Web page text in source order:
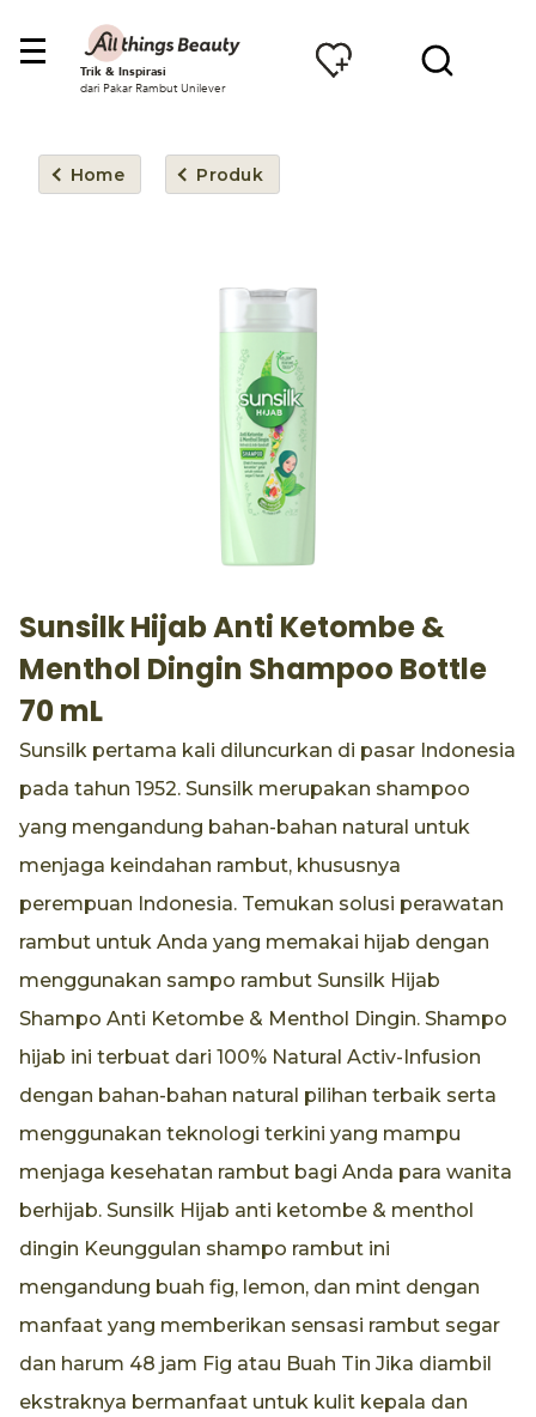
Trik & Inspirasi
dari Pakar Rambut Unilever
Home Produk
Sunsilk Hijab Anti Ketombe &
Menthol Dingin Shampoo Bottle
70 mL
Sunsilk pertama kali diluncurkan di pasar Indonesia
pada tahun 1952. Sunsilk merupakan shampoo
yang mengandung bahan-bahan natural untuk
menjaga keindahan rambut, khususnya
perempuan Indonesia. Temukan solusi perawatan
rambut untuk Anda yang memakai hijab dengan
menggunakan sampo rambut Sunsilk Hijab
Shampo Anti Ketombe & Menthol Dingin. Shampo
hijab ini terbuat dari 100% Natural Activ-Infusion
dengan bahan-bahan natural pilihan terbaik serta
menggunakan teknologi terkini yang mampu
menjaga kesehatan rambut bagi Anda para wanita
berhijab. Sunsilk Hijab anti ketombe & menthol
dingin Keunggulan shampo rambut ini
mengandung buah fig, lemon, dan mint dengan
manfaat yang memberikan sensasi rambut segar
dan harum 48 jam Fig atau Buah Tin Jika diambil
ekstraknya bermanfaat untuk kulit kepala dan